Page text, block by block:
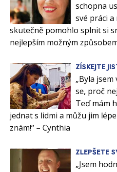
schopna
své práci
skutečně pomohlo splnit si
nejlepším možným
ZÍSKEJTE
„Byla
se, proč
Teď mám
jednat s lidmi a můžu jim
znám!“ – Cynthia
ZLEPŠETE
„Jsem